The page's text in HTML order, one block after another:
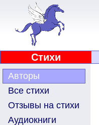
Стихи
Авторы
Все стихи
Отзывы на стихи
Аудиокниги